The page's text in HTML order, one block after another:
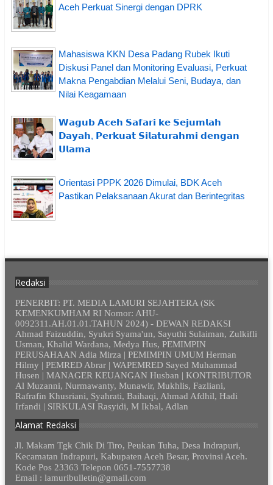
Aceh Perkuat Sinergi dengan DPRK
Mahasiswa KKN Desa Padang Rubek Ikuti
Diskusi Panel dan Monitoring Evaluasi, Perkuat
Makna Pengabdian Melalui Seni, Budaya, dan
Nilai Keagamaan
𝗪𝗮𝗴𝘂𝗯 𝗔𝗰𝗲𝗵 𝗦𝗮𝗳𝗮𝗿𝗶 𝗸𝗲 𝗦𝗲𝗷𝘂𝗺𝗹𝗮𝗵
𝗗𝗮𝘆𝗮𝗵, 𝗣𝗲𝗿𝗸𝘂𝗮𝘁 𝗦𝗶𝗹𝗮𝘁𝘂𝗿𝗮𝗵𝗺𝗶 𝗱𝗲𝗻𝗴𝗮𝗻
𝗨𝗹𝗮𝗺𝗮
Orientasi PPPK 2026 Dimulai, BDK Aceh
Pastikan Pelaksanaan Akurat dan Berintegritas
Redaksi
PENERBIT: PT. MEDIA LAMURI SEJAHTERA (SK
KEMENKUMHAM RI Nomor: AHU-
0092311.AH.01.01.TAHUN 2024) - DEWAN REDAKSI
Ahmad Faizuddin, Syukri Syama'un, Sayuthi Sulaiman, Zulkifli
Usman, Khalid Wardana, Medya Hus, PEMIMPIN
PERUSAHAAN Adia Mirza | PEMIMPIN UMUM Herman
Hilmy | PEMRED Abrar | WAPEMRED Sayed Muhammad
Husen | MANAGER KEUANGAN Husban | KONTRIBUTOR
Al Muzanni, Nurmawanty, Munawir, Mukhlis, Fazliani,
Rafrafin Khusriani, Syahrati, Baihaqi, Ahmad Afdhil, Hadi
Irfandi | SIRKULASI Rasyidi, M Ikbal, Adlan
Alamat Redaksi
Jl. Makam Tgk Chik Di Tiro, Peukan Tuha, Desa Indrapuri,
Kecamatan Indrapuri, Kabupaten Aceh Besar, Provinsi Aceh.
Kode Pos 23363 Telepon 0651-7557738
Email : lamuribulletin@gmail.com